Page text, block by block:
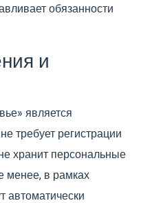
обязанности
и
является
требует регистрации
хранит персональные
менее, в рамках
автоматически